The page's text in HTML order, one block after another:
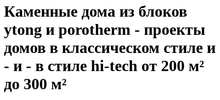
Каменные дома из блоков
ytong и porotherm - проекты
домов в классическом стиле и
- и - в стиле hi-tech от 200 м²
до 300 м²